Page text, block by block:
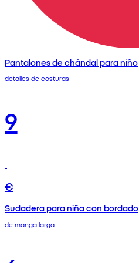
Pantalones de chándal para niño
detalles de costuras
9
€
Sudadera para niña con bordado
de manga larga